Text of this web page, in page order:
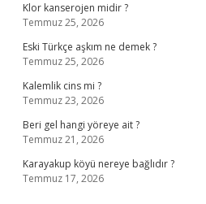
Klor kanserojen midir ?
Temmuz 25, 2026
Eski Türkçe aşkım ne demek ?
Temmuz 25, 2026
Kalemlik cins mi ?
Temmuz 23, 2026
Beri gel hangi yöreye ait ?
Temmuz 21, 2026
Karayakup köyü nereye bağlıdır ?
Temmuz 17, 2026